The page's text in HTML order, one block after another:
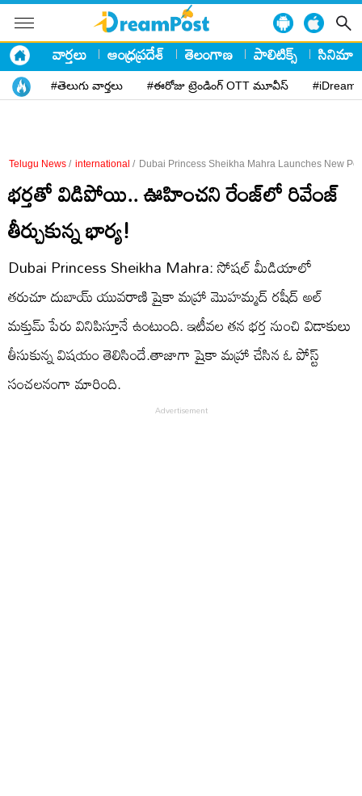
వార్తలు ఆంధ్రప్రదేశ్ తెలంగాణ పాలిటిక్స్ సినిమా
#తెలుగు వార్తలు #ఈరోజు ట్రెండింగ్ OTT మూవీస్
Telugu News / international / Dubai Princess Sheikha Mahra Launches New
భర్తతో విడిపోయి.. ఊహించని రేంజ్‌లో రివేంజ్‌
తీర్చుకున్న భార్య!
Dubai Princess Sheikha Mahra: సోషల్ మీడియాలో
తరుచూ దుబాయ్ యువరాణి షైకా మహ్రా మొహమ్మద్ రషీద్ అల్
మక్తుమ్ పేరు వినిపిస్తూనే ఉంటుంది. ఇటీవల తన భర్త నుంచి విడాకులు
తీసుకున్న విషయం తెలిసిందే.తాజాగా షైకా మహ్రా చేసిన ఓ పోస్ట్
సంచలనంగా మారింది.